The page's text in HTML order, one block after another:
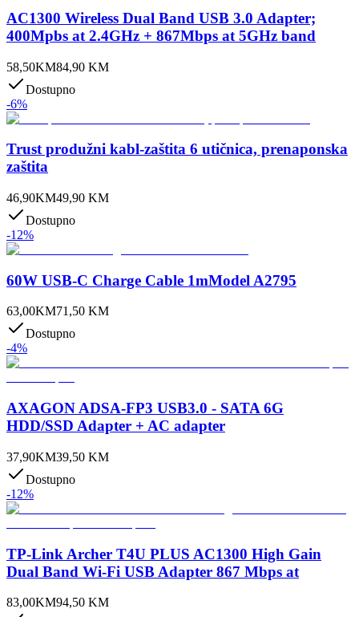
AC1300 Wireless Dual Band USB 3.0 Adapter;
400Mpbs at 2.4GHz + 867Mbps at 5GHz band
58,50KM84,90 KM
Dostupno
-6%
Trust produžni kabl-zaštita 6 utičnica, prenaponska
zaštita
46,90KM49,90 KM
Dostupno
-12%
60W USB-C Charge Cable 1mModel A2795
63,00KM71,50 KM
Dostupno
-4%
AXAGON ADSA-FP3 USB3.0 - SATA 6G
HDD/SSD Adapter + AC adapter
37,90KM39,50 KM
Dostupno
-12%
TP-Link Archer T4U PLUS AC1300 High Gain
Dual Band Wi-Fi USB Adapter 867 Mbps at
83,00KM94,50 KM